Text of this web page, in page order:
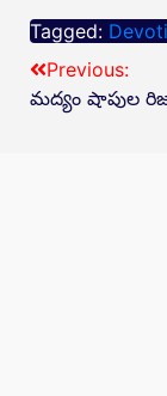
Tagged:
Previous:
మద్యం షాపుల